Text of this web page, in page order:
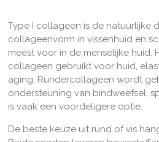
Type I collageen is de natuurlijke
collageenvorm in vissenhuid en
meest voor in de menselijke huid.
collageen gebruikt voor huid,
aging. Rundercollageen wordt
ondersteuning van bindweefsel,
is vaak een voordeligere optie.
De beste keuze uit rund of vis